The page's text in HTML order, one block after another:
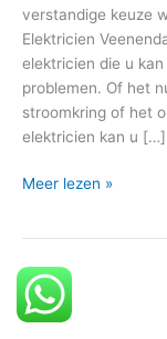
verstandige keuze
Elektricien
elektricien die u
problemen. Of het
stroomkring of het
elektricien kan u […]
Meer lezen »